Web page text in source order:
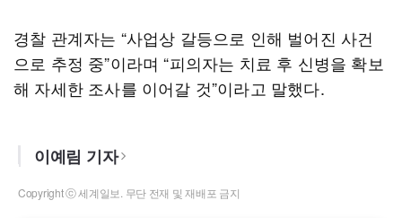
경찰 관계자는 “사업상 갈등으로 인해 벌어진 사건
으로 추정 중”이라며 “피의자는 치료 후 신병을 확보
해 자세한 조사를 이어갈 것”이라고 말했다.
이예림 기자
Copyright ⓒ 세계일보. 무단 전재 및 재배포 금지